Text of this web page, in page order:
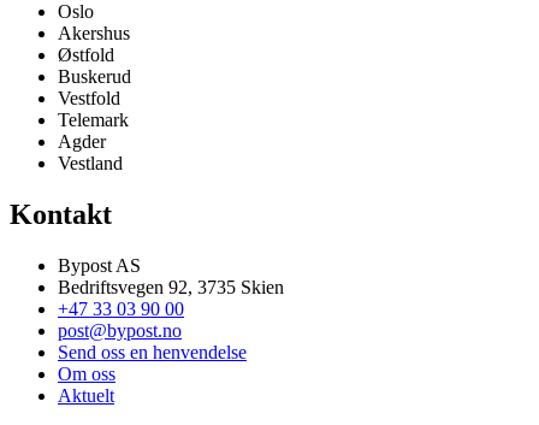
Oslo
Akershus
Østfold
Buskerud
Vestfold
Telemark
Agder
Vestland
Kontakt
Bypost AS
Bedriftsvegen 92, 3735 Skien
+47 33 03 90 00
post@bypost.no
Send oss en henvendelse
Om oss
Aktuelt